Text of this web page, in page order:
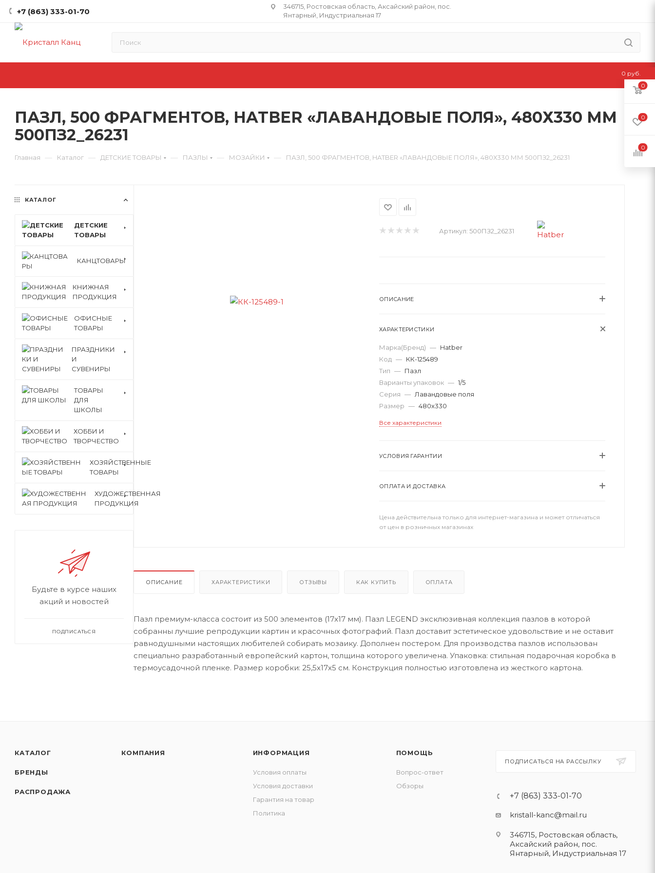
+7 (863) 333-01-70
346715, Ростовская область​, Аксайский район, пос.
Янтарный, Индустриальная 17
ПАЗЛ, 500 ФРАГМЕНТОВ, HATBER «ЛАВАНДОВЫЕ ПОЛЯ», 480Х330 ММ
500ПЗ2_26231
Главная — Каталог — ДЕТСКИЕ ТОВАРЫ — ПАЗЛЫ — МОЗАЙКИ — ПАЗЛ, 500 ФРАГМЕНТОВ, HATBER «ЛАВАНДОВЫЕ ПОЛЯ», 480Х330 ММ 500ПЗ2_26231
Артикул: 500ПЗ2_26231
ОПИСАНИЕ
ХАРАКТЕРИСТИКИ
Марка(Бренд) — Hatber
Код — КК-125489
Тип — Пазл
Варианты упаковок — 1/5
Серия — Лавандовые поля
Размер — 480х330
Все характеристики
УСЛОВИЯ ГАРАНТИИ
ОПЛАТА И ДОСТАВКА
Цена действительна только для интернет-магазина и может отличаться
от цен в розничных магазинах
ОПИСАНИЕ ХАРАКТЕРИСТИКИ ОТЗЫВЫ КАК КУПИТЬ ОПЛАТА
Пазл премиум-класса состоит из 500 элементов (17х17 мм). Пазл LEGEND эксклюзивная коллекция пазлов в которой
собранны лучшие репродукции картин и красочных фотографий. Пазл доставит эстетическое удовольствие и не оставит
равнодушными настоящих любителей собирать мозаику. Дополнен постером. Для производства пазлов использован
специально разработанный европейский картон, толщина которого увеличена. Упаковка: стильная подарочная коробка в
термоусадочной пленке. Размер коробки: 25,5х17х5 см. Конструкция полностью изготовлена из жесткого картона.
КАТАЛОГ
ДЕТСКИЕ
ТОВАРЫ
КАНЦТОВАРЫ
КНИЖНАЯ
ПРОДУКЦИЯ
ОФИСНЫЕ
ТОВАРЫ
ПРАЗДНИКИ
И
СУВЕНИРЫ
ТОВАРЫ
ДЛЯ
ШКОЛЫ
ХОББИ И
ТВОРЧЕСТВО
ХОЗЯЙСТВЕННЫЕ
ТОВАРЫ
ХУДОЖЕСТВЕННАЯ
ПРОДУКЦИЯ
Будьте в курсе наших
акций и новостей
ПОДПИСАТЬСЯ
КАТАЛОГ
БРЕНДЫ
РАСПРОДАЖА
КОМПАНИЯ ИНФОРМАЦИЯ
Условия оплаты
Условия доставки
Гарантия на товар
Политика
ПОМОЩЬ
Вопрос-ответ
Обзоры
ПОДПИСАТЬСЯ НА РАССЫЛКУ
+7 (863) 333-01-70
kristall-kanc@mail.ru
346715, Ростовская область​,
Аксайский район, пос.
Янтарный, Индустриальная 17
0
0
0
0 руб.